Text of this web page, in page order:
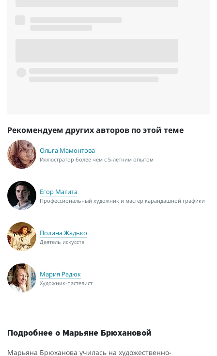
Рекомендуем других авторов по этой теме
Ольга Мамонтова
Иллюстратор более чем с 5-летним опытом
Егор Матита
Профессиональный художник и мастер карандашной графики
Полина Жадько
Деятель искусств
Мария Радюк
Художник-пастелист
Подробнее о Марьяне Брюхановой
Марьяна Брюханова училась на художественно-